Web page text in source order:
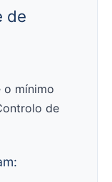
de
o mínimo
de